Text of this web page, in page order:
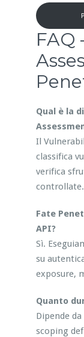
FAQ
Qual è la
Il
classifica
verifica
controllate.
Fate
API?
Sì.
su
exposure,
Quanto
Dipende
scoping